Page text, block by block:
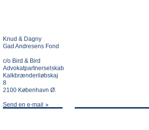
Knud & Dagny
Gad Andresens Fond
c/o Bird & Bird
Advokatpartnerselskab
Kalkbrænderiløbskaj
8
2100 København Ø.
Send en e-mail